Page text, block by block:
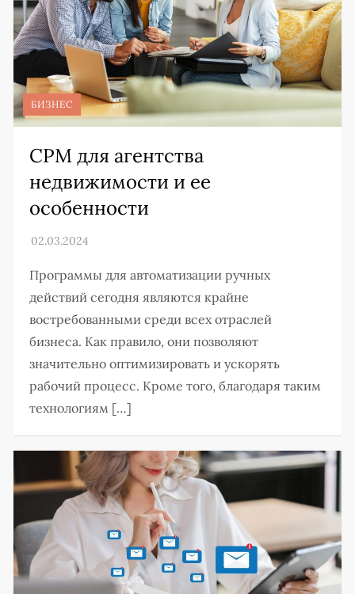
БИЗНЕС
СРМ для агентства
недвижимости и ее
особенности
Программы для автоматизации ручных
действий сегодня являются крайне
востребованными среди всех отраслей
бизнеса. Как правило, они позволяют
значительно оптимизировать и ускорять
рабочий процесс. Кроме того, благодаря таким
технологиям […]